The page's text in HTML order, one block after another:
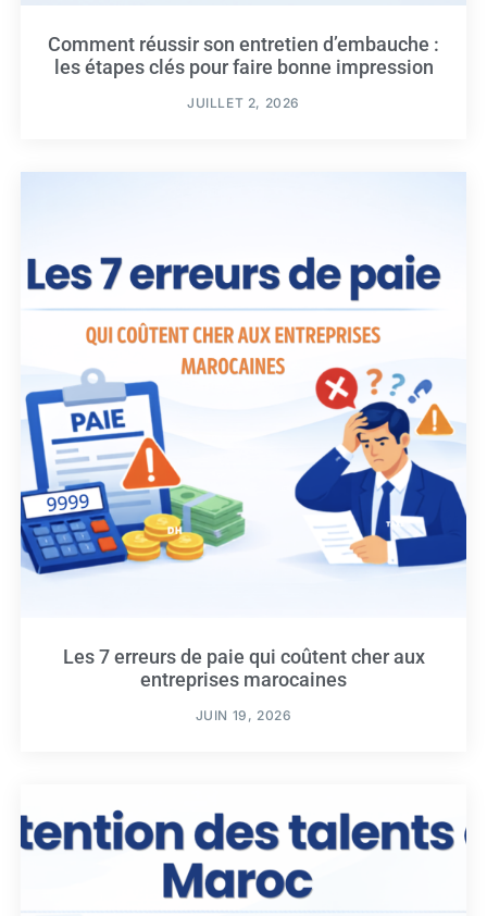
Comment réussir son entretien d’embauche :
les étapes clés pour faire bonne impression
JUILLET 2, 2026
Les 7 erreurs de paie qui coûtent cher aux
entreprises marocaines
JUIN 19, 2026